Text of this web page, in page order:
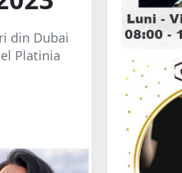
din Dubai
Platinia